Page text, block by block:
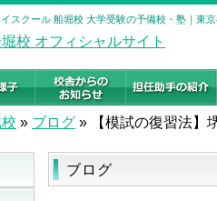
スクール 船堀校 大学受験の予備校・塾｜東
» ブログ » 【模試の復習法】
ブログ